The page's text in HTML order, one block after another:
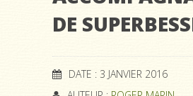
DE
DATE : 3 JANVIER 2016